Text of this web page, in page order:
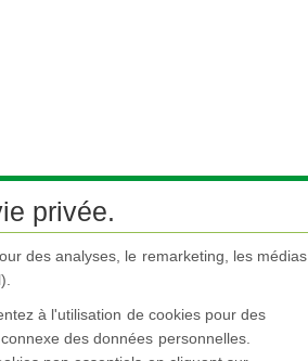
privée.
des analyses, le remarketing, les médias
à l'utilisation de cookies pour des
des données personnelles.